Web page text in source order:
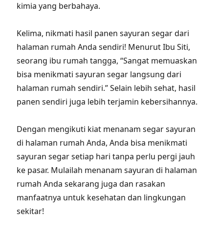
kimia yang berbahaya.
Kelima, nikmati hasil panen sayuran segar dari
halaman rumah Anda sendiri! Menurut Ibu Siti,
seorang ibu rumah tangga, “Sangat memuaskan
bisa menikmati sayuran segar langsung dari
halaman rumah sendiri.” Selain lebih sehat, hasil
panen sendiri juga lebih terjamin kebersihannya.
Dengan mengikuti kiat menanam segar sayuran
di halaman rumah Anda, Anda bisa menikmati
sayuran segar setiap hari tanpa perlu pergi jauh
ke pasar. Mulailah menanam sayuran di halaman
rumah Anda sekarang juga dan rasakan
manfaatnya untuk kesehatan dan lingkungan
sekitar!